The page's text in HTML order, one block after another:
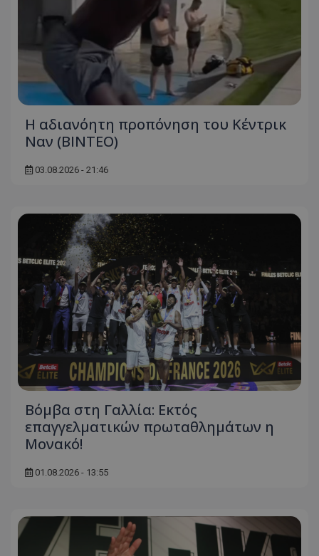
Η αδιανόητη προπόνηση του Κέντρικ
Ναν (BINTEO)
03.08.2026 - 21:46
Βόμβα στη Γαλλία: Εκτός
επαγγελματικών πρωταθλημάτων η
Μονακό!
01.08.2026 - 13:55